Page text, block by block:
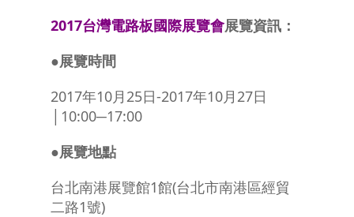
2017台灣電路板國際展覽會展覽資訊：
●展覽時間
2017年10月25日-2017年10月27日
│10:00─17:00
●展覽地點
台北南港展覽館1館(台北市南港區經貿
二路1號)